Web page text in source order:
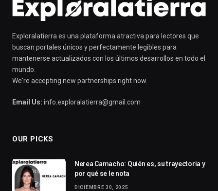
Exploralatierra es una plataforma atractiva para lectores que
buscan portales únicos y perfectamente legibles para
mantenerse actualizados con los últimos desarrollos en todo el
mundo.
We're accepting new partnerships right now.
Email Us: info.exploralatierra@gmail.com
OUR PICKS
Nerea Camacho: Quién es, su trayectoria y
por qué se le nota
DICIEMBRE 30, 2025